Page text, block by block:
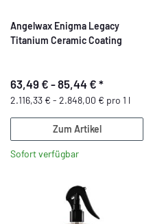
Angelwax Enigma Legacy
Titanium Ceramic Coating
63,49 € -85,44 € *
2.116,33 € - 2.848,00 € pro 1 l
Zum Artikel
Sofort verfügbar